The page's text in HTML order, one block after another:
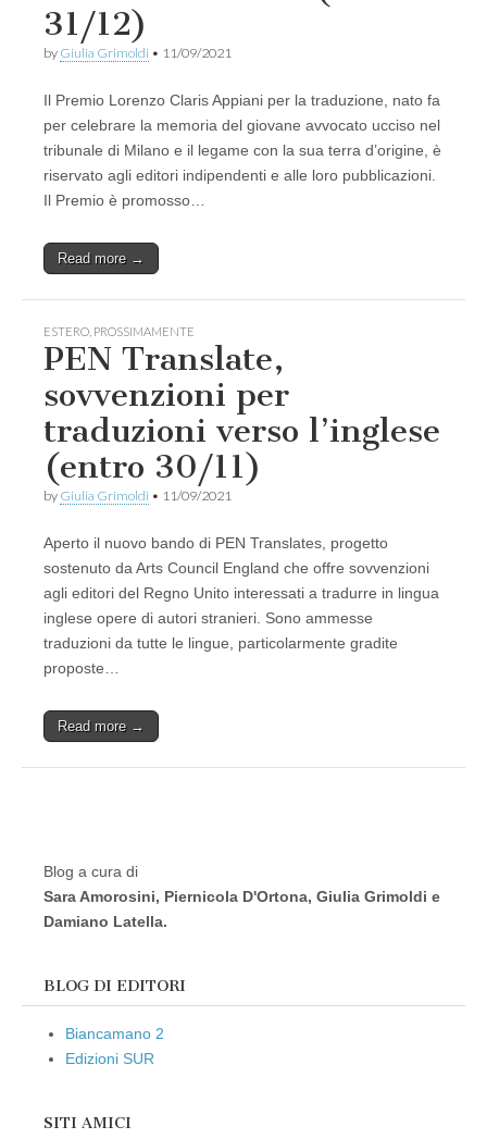
31/12)
by Giulia Grimoldi • 11/09/2021
Il Premio Lorenzo Claris Appiani per la traduzione, nato fa
per celebrare la memoria del giovane avvocato ucciso nel
tribunale di Milano e il legame con la sua terra d’origine, è
riservato agli editori indipendenti e alle loro pubblicazioni.
Il Premio è promosso…
Read more →
ESTERO PROSSIMAMENTE
PEN Translate,
sovvenzioni per
traduzioni verso l’inglese
(entro 30/11)
by Giulia Grimoldi • 11/09/2021
Aperto il nuovo bando di PEN Translates, progetto
sostenuto da Arts Council England che offre sovvenzioni
agli editori del Regno Unito interessati a tradurre in lingua
inglese opere di autori stranieri. Sono ammesse
traduzioni da tutte le lingue, particolarmente gradite
proposte…
Read more →
Blog a cura di
Sara Amorosini, Piernicola D'Ortona, Giulia Grimoldi e
Damiano Latella.
BLOG DI EDITORI
Biancamano 2
Edizioni SUR
SITI AMICI